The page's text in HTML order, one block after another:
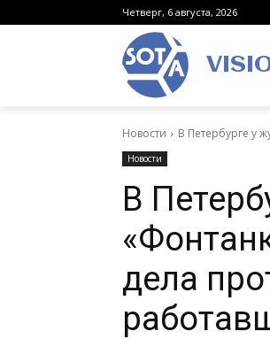
Четверг, 6 августа, 2026
Новости В Петербурге у
Новости
В
дела